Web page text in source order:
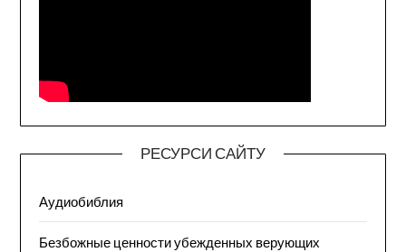
РЕСУРСИ САЙТУ
Аудиобиблия
Безбожные ценности убежденных верующих